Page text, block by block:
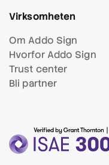
Virksomheten
Om Addo Sign
Hvorfor Addo Sign
Trust center
Bli partner